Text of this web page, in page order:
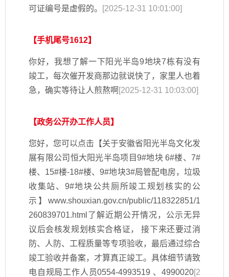
可证编号是虚假的。
[2025-12-31 10:01:00]
【手机尾号1612】
你好，我想了解一下阳光半岛9地块7栋有没有
竣工，每次催开发商那边就说快了，家里人也着
急，确实等待让人煎熬啊 [2025-12-31 10:03:00]
【政务公开办工作人员】
您好，您可以点击【关于安徽省阳光半岛文化发
展有限公司恒大阳光半岛项目9#地块 6#楼、7#
楼、15#楼-18#楼、9#地块3#局管配电房，垃圾
收集站、9#地块公共厕所竣工规划核实的公
示】www.shouxian.gov.cn/public/118322851/1
260839701.html了解近期公开情况，公示无异
议后会核发规划核实合格证， 接下来还要过消
防、人防、工程质量等专项验收，最后通过综合
竣工验收并备案，才算真正竣工。具体细节请致
电自规局工作人员0554-4993519 、4990020[2